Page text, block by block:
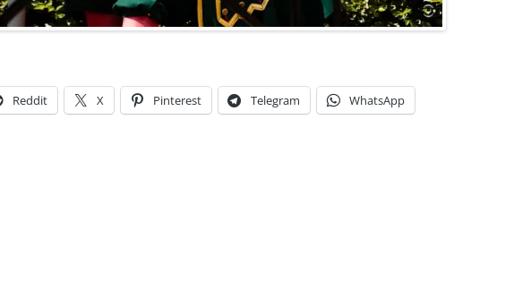
Reddit X Pinterest Telegram WhatsApp